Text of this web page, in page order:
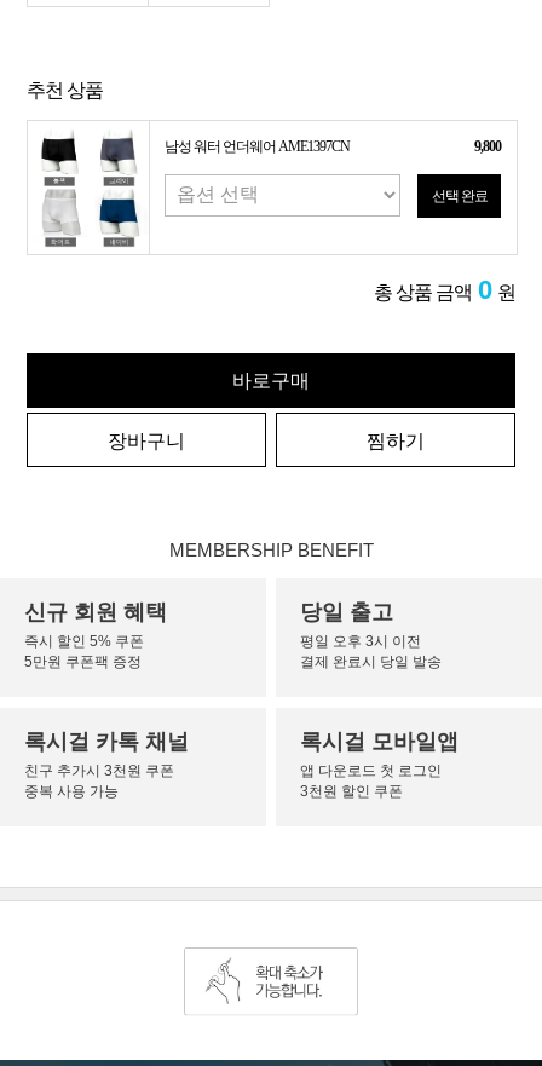
추천 상품
남성 워터 언더웨어 AME1397CN 9,800
선택 완료
총 상품 금액 0 원
바로구매
장바구니 찜하기
MEMBERSHIP BENEFIT
신규 회원 혜택
즉시 할인 5% 쿠폰
5만원 쿠폰팩 증정
당일 출고
평일 오후 3시 이전
결제 완료시 당일 발송
록시걸 카톡 채널
친구 추가시 3천원 쿠폰
중복 사용 가능
록시걸 모바일앱
앱 다운로드 첫 로그인
3천원 할인 쿠폰